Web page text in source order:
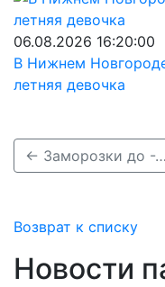
06.08.2026 16:20:00
В Нижнем
летняя девочка
← Заморозки до -2 градусов идут в Нижегородскую область
Возврат к списку
Новости